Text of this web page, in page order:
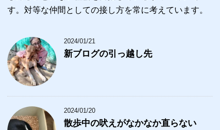
す。対等な仲間としての接し方を常に考えています。
2024/01/21
新ブログの引っ越し先
2024/01/20
散歩中の吠えがなかなか直らない